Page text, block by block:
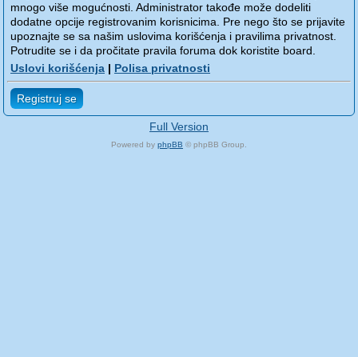
mnogo više mogućnosti. Administrator takođe može dodeliti
dodatne opcije registrovanim korisnicima. Pre nego što se prijavite
upoznajte se sa našim uslovima korišćenja i pravilima privatnost.
Potrudite se i da pročitate pravila foruma dok koristite board.
Uslovi korišćenja | Polisa privatnosti
Registruj se
Full Version
Powered by phpBB © phpBB Group.